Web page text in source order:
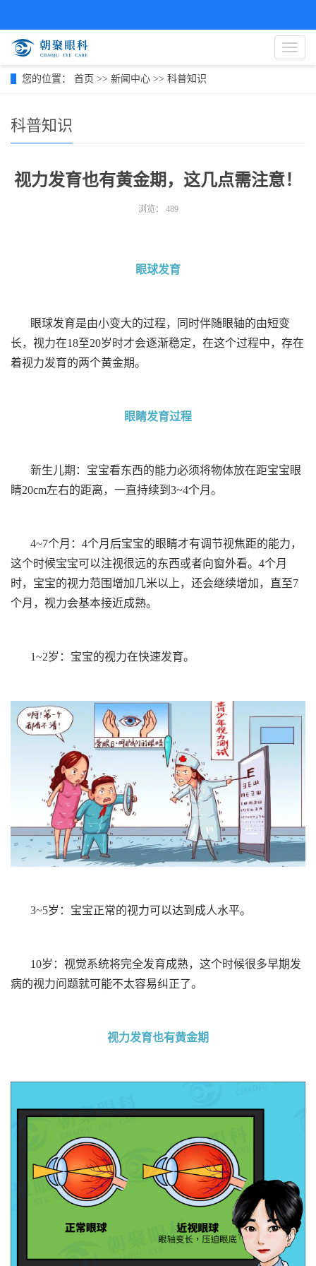
导
航
您的位置： 首页 >> 新闻中心 >> 科普知识
科普知识
视力发育也有黄金期，这几点需注意！
浏览： 489
眼球发育
眼球发育是由小变大的过程，同时伴随眼轴的由短变
长，视力在18至20岁时才会逐渐稳定，在这个过程中，存在
着视力发育的两个黄金期。
眼睛发育过程
新生儿期：宝宝看东西的能力必须将物体放在距宝宝眼
睛20cm左右的距离，一直持续到3~4个月。
4~7个月：4个月后宝宝的眼睛才有调节视焦距的能力，
这个时候宝宝可以注视很远的东西或者向窗外看。4个月
时，宝宝的视力范围增加几米以上，还会继续增加，直至7
个月，视力会基本接近成熟。
1~2岁：宝宝的视力在快速发育。
3~5岁：宝宝正常的视力可以达到成人水平。
10岁：视觉系统将完全发育成熟，这个时候很多早期发
病的视力问题就可能不太容易纠正了。
视力发育也有黄金期